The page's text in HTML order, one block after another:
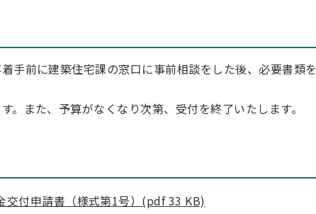
手前に建築住宅課の窓口に事前相談をした後、必要書類を
。また、予算がなくなり次第、受付を終了いたします。
交付申請書（様式第1号）(pdf 33 KB)